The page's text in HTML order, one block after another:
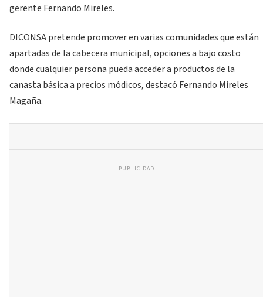
gerente Fernando Mireles.
DICONSA pretende promover en varias comunidades que están
apartadas de la cabecera municipal, opciones a bajo costo
donde cualquier persona pueda acceder a productos de la
canasta básica a precios módicos, destacó Fernando Mireles
Magaña.
PUBLICIDAD